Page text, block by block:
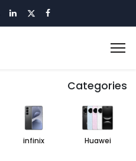
Categories
Huawei
infinix